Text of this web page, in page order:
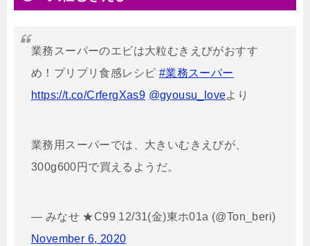
業務スーパーのエビは大粒むきえびがおすす
め！プリプリ食感レシピ #業務スーパー
https://t.co/CrfergXas9 @gyousu_loveより
業務用スーパーでは、大きいむきえびが、
300g600円で買えるようだ。
— みなせ ★C99 12/31(金)東ホ01a (@Ton_beri)
November 6, 2020